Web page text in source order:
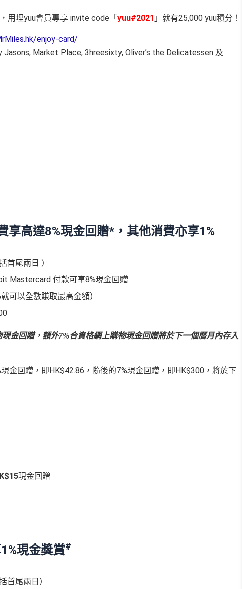
用埋yuu會員專享 invite code「 yuu#2021 」就有25,000 yuu積分！
enjoy-card/
Market Place, 3hreesixty, Oliver’s the Delicatessen 及
高達8%現金回贈*， 其他消費亦享1%
首尾兩日 ）
Mastercard 付款可享8%現金回贈
可以全數賺取最高金額）
現金回贈，額外7%合資格網上購物現金回贈將於下一個曆月內存入
金回贈，即HK$42.86，隨後的7%現金回贈，即HK$300，將於下
現金回贈
現金獎賞#
首尾兩日）